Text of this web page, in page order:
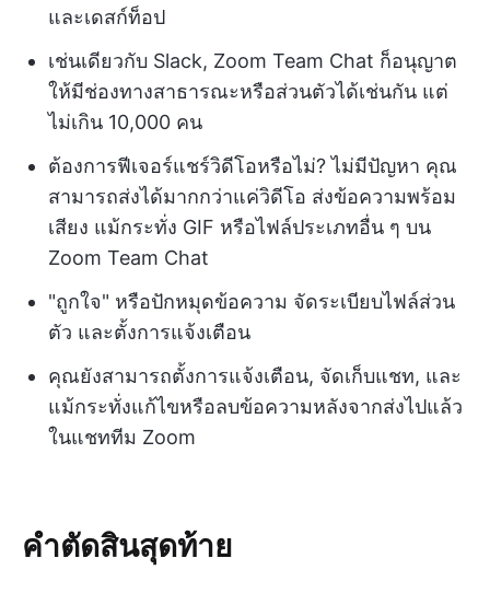
และเดสก์ท็อป
เช่นเดียวกับ Slack, Zoom Team Chat ก็อนุญาต
ให้มีช่องทางสาธารณะหรือส่วนตัวได้เช่นกัน แต่
ไม่เกิน 10,000 คน
ต้องการฟีเจอร์แชร์วิดีโอหรือไม่? ไม่มีปัญหา คุณ
สามารถส่งได้มากกว่าแค่วิดีโอ ส่งข้อความพร้อม
เสียง แม้กระทั่ง GIF หรือไฟล์ประเภทอื่น ๆ บน
Zoom Team Chat
"ถูกใจ" หรือปักหมุดข้อความ จัดระเบียบไฟล์ส่วน
ตัว และตั้งการแจ้งเตือน
คุณยังสามารถตั้งการแจ้งเตือน, จัดเก็บแชท, และ
แม้กระทั่งแก้ไขหรือลบข้อความหลังจากส่งไปแล้ว
ในแชททีม Zoom
คำตัดสินสุดท้าย